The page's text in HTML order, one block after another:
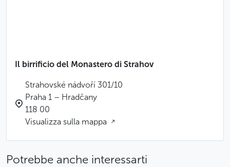
Il birrificio del Monastero di Strahov
Strahovské nádvoří 301/10
Praha 1 – Hradčany
118 00
Visualizza sulla mappa
Potrebbe anche interessarti